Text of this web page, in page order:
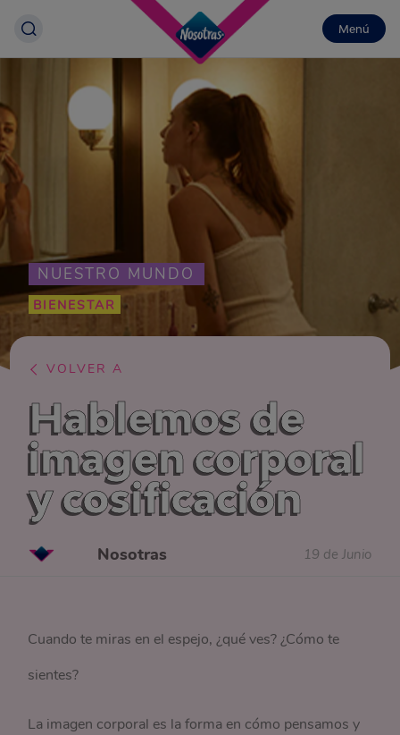
Menú
NUESTRO MUNDO
BIENESTAR
VOLVER A
Hablemos de
imagen corporal
y cosificación
Nosotras 19 de Junio
Cuando te miras en el espejo, ¿qué ves? ¿Cómo te
sientes?
La imagen corporal es la forma en cómo pensamos y